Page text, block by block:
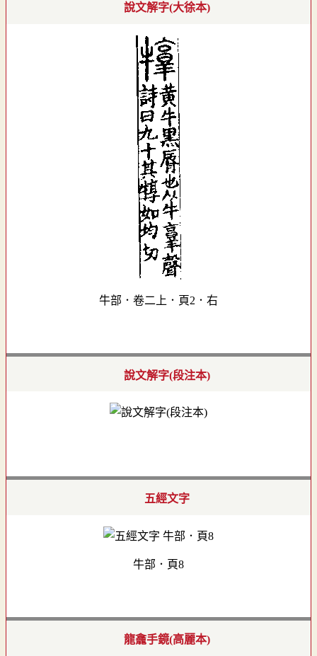
說文解字(大徐本)
牛部．卷二上．頁2．右
說文解字(段注本)
五經文字
牛部．頁8
龍龕手鏡(高麗本)